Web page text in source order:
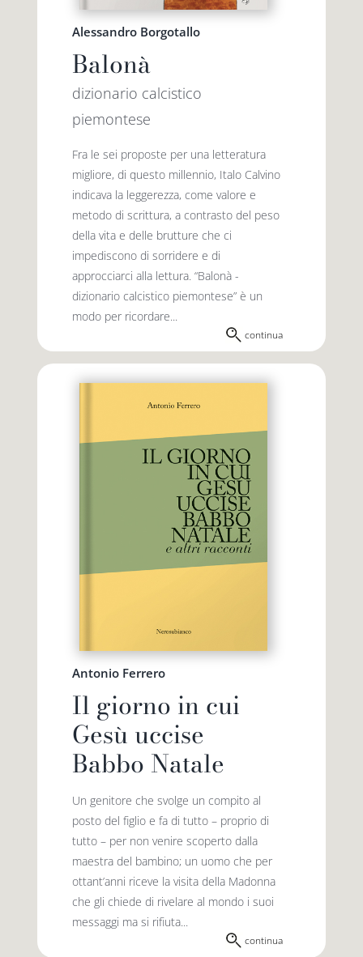
Alessandro Borgotallo
Balonà
dizionario calcistico
piemontese
Fra le sei proposte per una letteratura
migliore, di questo millennio, Italo Calvino
indicava la leggerezza, come valore e
metodo di scrittura, a contrasto del peso
della vita e delle brutture che ci
impediscono di sorridere e di
approcciarci alla lettura. “Balonà -
dizionario calcistico piemontese” è un
modo per ricordare...
continua
Antonio Ferrero
Il giorno in cui
Gesù uccise
Babbo Natale
Un genitore che svolge un compito al
posto del figlio e fa di tutto – proprio di
tutto – per non venire scoperto dalla
maestra del bambino; un uomo che per
ottant’anni riceve la visita della Madonna
che gli chiede di rivelare al mondo i suoi
messaggi ma si rifiuta...
continua